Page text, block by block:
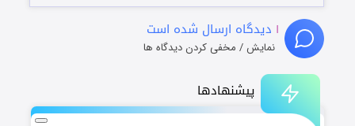
پیشنهادها
۱ دیدگاه ارسال شده است
نمایش / مخفی کردن دیدگاه ها